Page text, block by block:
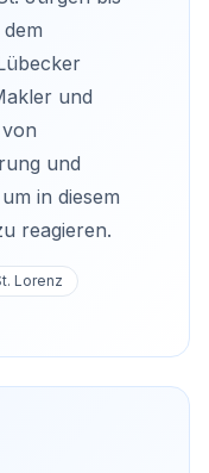
und
und
in diesem
reagieren.
Lorenz